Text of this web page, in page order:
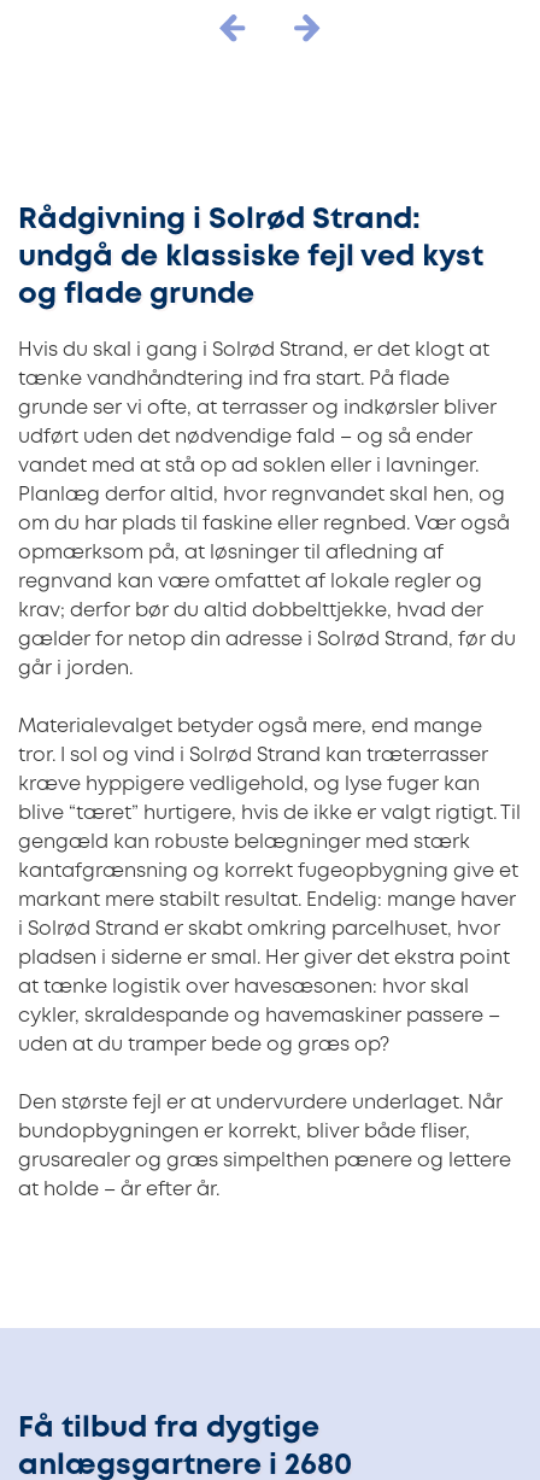
Rådgivning i Solrød Strand:
undgå de klassiske fejl ved kyst
og flade grunde
Hvis du skal i gang i Solrød Strand, er det klogt at
tænke vandhåndtering ind fra start. På flade
grunde ser vi ofte, at terrasser og indkørsler bliver
udført uden det nødvendige fald – og så ender
vandet med at stå op ad soklen eller i lavninger.
Planlæg derfor altid, hvor regnvandet skal hen, og
om du har plads til faskine eller regnbed. Vær også
opmærksom på, at løsninger til afledning af
regnvand kan være omfattet af lokale regler og
krav; derfor bør du altid dobbelttjekke, hvad der
gælder for netop din adresse i Solrød Strand, før du
går i jorden.
Materialevalget betyder også mere, end mange
tror. I sol og vind i Solrød Strand kan træterrasser
kræve hyppigere vedligehold, og lyse fuger kan
blive “tæret” hurtigere, hvis de ikke er valgt rigtigt. Til
gengæld kan robuste belægninger med stærk
kantafgrænsning og korrekt fugeopbygning give et
markant mere stabilt resultat. Endelig: mange haver
i Solrød Strand er skabt omkring parcelhuset, hvor
pladsen i siderne er smal. Her giver det ekstra point
at tænke logistik over havesæsonen: hvor skal
cykler, skraldespande og havemaskiner passere –
uden at du tramper bede og græs op?
Den største fejl er at undervurdere underlaget. Når
bundopbygningen er korrekt, bliver både fliser,
grusarealer og græs simpelthen pænere og lettere
at holde – år efter år.
Få tilbud fra dygtige
anlægsgartnere i 2680